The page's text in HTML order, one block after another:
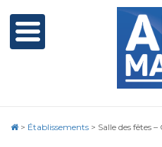
> Établissements > Salle des fêtes